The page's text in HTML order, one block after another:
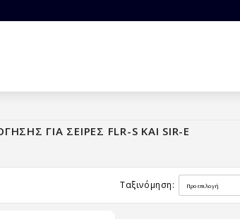
ΓΙΑ ΣΕΙΡΕΣ FLR-S ΚΑΙ SIR-E
Ταξινόμηση: